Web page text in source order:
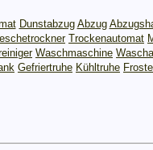
Dunstabzug Abzug
Trockenautomat
Waschmaschine
Gefriertruhe Kühltruhe